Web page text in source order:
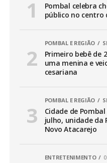
Pombal celebra
público no centro
POMBAL E REGIÃO
Primeiro bebê de
uma menina e
cesariana
POMBAL E REGIÃO
Cidade de
julho, unidade da
Novo Atacarejo
ENTRETENIMENTO